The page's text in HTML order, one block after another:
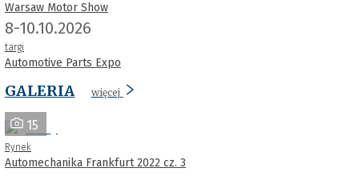
Warsaw Motor Show
8-10.10.2026
targi
Automotive Parts Expo
GALERIA więcej
15
Rynek
Automechanika Frankfurt 2022 cz. 3